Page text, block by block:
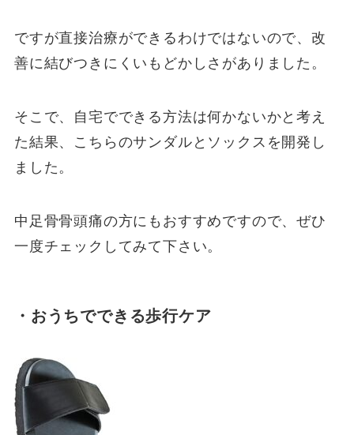
ですが直接治療ができるわけではないので、改
善に結びつきにくいもどかしさがありました。
そこで、自宅でできる方法は何かないかと考え
た結果、こちらのサンダルとソックスを開発し
ました。
中足骨骨頭痛の方にもおすすめですので、ぜひ
一度チェックしてみて下さい。
・おうちでできる歩行ケア